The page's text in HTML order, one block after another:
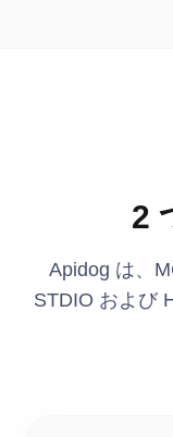
2
Apidog は、
STDIO および